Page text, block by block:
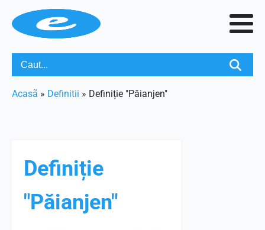
Acasã » Definitii » Definiție "Păianjen"
Definiție
"Păianjen"